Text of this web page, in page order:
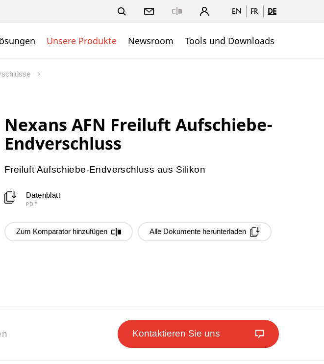
EN FR DE
Unsere Produkte Newsroom Tools und Downloads
Nexans AFN Freiluft Aufschiebe-
Endverschluss
Freiluft Aufschiebe-Endverschluss aus Silikon
Datenblatt
PDF
Zum Komparator hinzufügen Alle Dokumente herunterladen
Kontaktieren Sie uns